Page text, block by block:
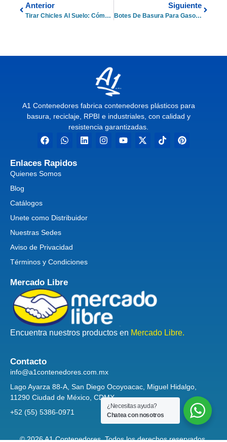
Anterior
Tirar Chicles Al Suelo: Cómo Afecta Al Medio Ambiente
Siguiente
Botes De Basura Para Gasolineras Que Protegen El Ambiente
A1 Contenedores fabrica contenedores plásticos para
basura, reciclaje, RPBI e industriales, con calidad y
resistencia garantizadas.
Enlaces Rapidos
Quienes Somos
Blog
Catálogos
Unete como Distribuidor
Nuestras Sedes
Aviso de Privacidad
Términos y Condiciones
Mercado Libre
Encuentra nuestros productos en Mercado Libre.
Contacto
info@a1contenedores.com.mx
Lago Ayarza 88-A, San Diego Ocoyoacac, Miguel Hidalgo,
11290 Ciudad de México, CDMX
+52 (55) 5386-0971
© 2026 A1 Contenedores. Todos los derechos reservados.
¿Necesitas ayuda?
Chatea con nosotros